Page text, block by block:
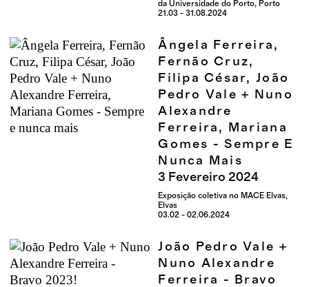
da Universidade do Porto, Porto
21.03 - 31.08.2024
Ângela Ferreira,
Fernão Cruz,
Filipa César, João
Pedro Vale + Nuno
Alexandre
Ferreira, Mariana
Gomes - Sempre E
Nunca Mais
3 Fevereiro 2024
Exposição coletiva no MACE Elvas,
Elvas
03.02 - 02.06.2024
João Pedro Vale +
Nuno Alexandre
Ferreira - Bravo